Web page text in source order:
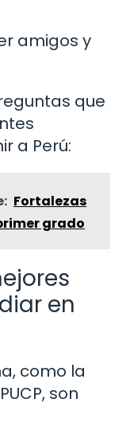
amigos y
que
a Perú:
Fortalezas
grado
en
como la
son